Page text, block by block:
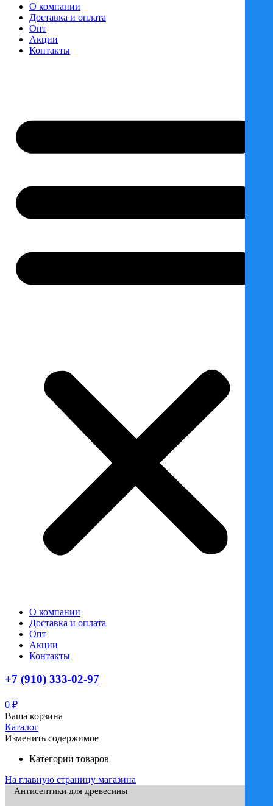
О компании
Доставка и оплата
Опт
Акции
Контакты
О компании
Доставка и оплата
Опт
Акции
Контакты
+7 (910) 333-02-97
0 ₽
Ваша корзина
Каталог
Изменить содержимое
Категории товаров
На главную страницу магазина
Антисептики для древесины